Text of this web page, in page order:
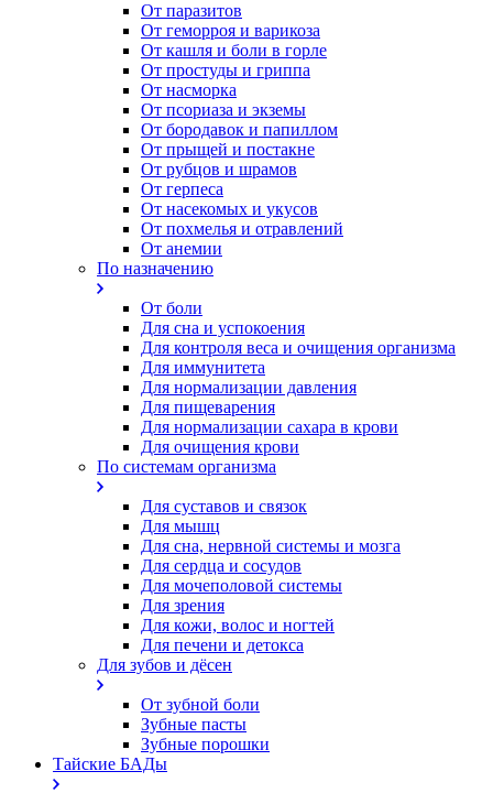
От паразитов
Oт геморроя и варикоза
От кашля и боли в горле
От простуды и гриппа
От насморка
Oт псориаза и экземы
От бородавок и папиллом
От прыщей и постакне
От рубцов и шрамов
От герпеса
От насекомых и укусов
От похмелья и отравлений
От анемии
По назначению
От боли
Для сна и успокоения
Для контроля веса и очищения организма
Для иммунитета
Для нормализации давления
Для пищеварения
Для нормализации сахара в крови
Для очищения крови
По системам организма
Для суставов и связок
Для мышц
Для сна, нервной системы и мозга
Для сердца и сосудов
Для мочеполовой системы
Для зрения
Для кожи, волос и ногтей
Для печени и детокса
Для зубов и дёсен
От зубной боли
Зубные пасты
Зубные порошки
Тайские БАДы